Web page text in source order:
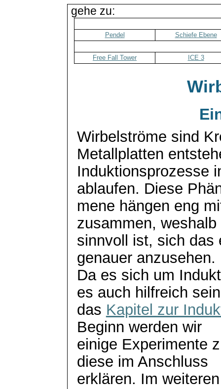
gehe zu:
Pendel Schiefe Ebene
Free Fall Tower ICE 3
Wirbelströme sind
Metallplatten
Induktionsprozesse
ablaufen. Diese
mene hängen eng
zusammen, weshalb
sinnvoll ist, sich das
genauer anzusehen.
Da es sich um
es auch hilfreich
das Kapitel zur
Beginn werden wir
einige Experimente
diese im Anschluss
erklären. Im